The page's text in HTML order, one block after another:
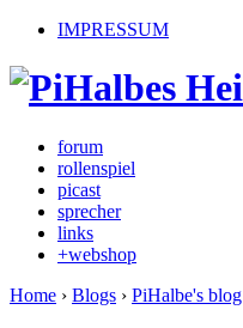
IMPRESSUM
forum
rollenspiel
picast
sprecher
links
+webshop
Home › Blogs › PiHalbe's blog